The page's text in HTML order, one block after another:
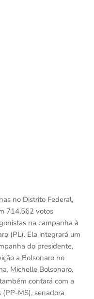
no Distrito Federal,
714.562 votos
na campanha à
(PL). Ela integrará um
do presidente,
a Bolsonaro no
Michelle Bolsonaro,
contará com a
(PP-MS), senadora